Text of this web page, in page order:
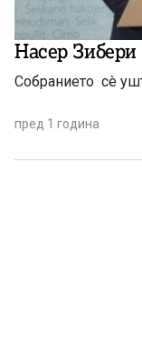
Насер Зибери
Собранието сè
пред 1 година